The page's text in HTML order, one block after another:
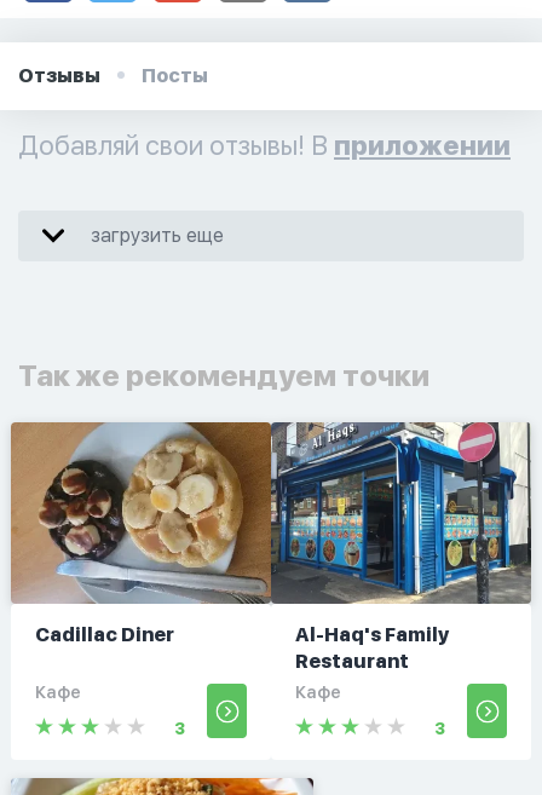
Отзывы Посты
Добавляй свои отзывы! В приложении
загрузить еще
Так же рекомендуем точки
Cadillac Diner
Кафе
3
Al-Haq's Family
Restaurant
Кафе
3